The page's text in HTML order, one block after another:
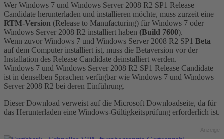
Wer Windows 7 und Windows Server 2008 R2 SP1 Release
Candidate herunterladen und installieren möchte, muss zurzeit eine
RTM-Version (Release to Manufacturing) für Windows 7 oder
Windows Server 2008 R2 installiert haben (Build 7600).
Wenn zuvor Windows 7 und Windows Server 2008 R2 SP1 Beta
auf dem Computer installiert ist, muss die Betaversion vor der
Installation des Release Candidate deinstalliert werden.
Windows 7 und Windows Server 2008 R2 SP1 Release Candidate
ist in denselben Sprachen verfügbar wie Windows 7 und Windows
Server 2008 R2 bei deren Einführung.
Dieser Download verweist auf die Microsoft Downloadseite, da für
das Herunterladen eine Windows-Gültigkeitsprüfung erforderlich ist.